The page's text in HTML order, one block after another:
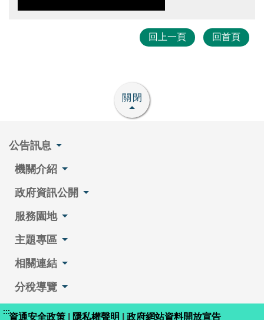
回上一頁 回首頁
關閉
公告訊息
機關介紹
政府資訊公開
服務園地
主題專區
相關連結
分稅導覽
:::資通安全政策 隱私權聲明 政府網站資料開放宣告